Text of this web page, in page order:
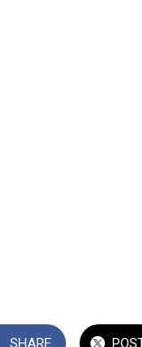
SHARE